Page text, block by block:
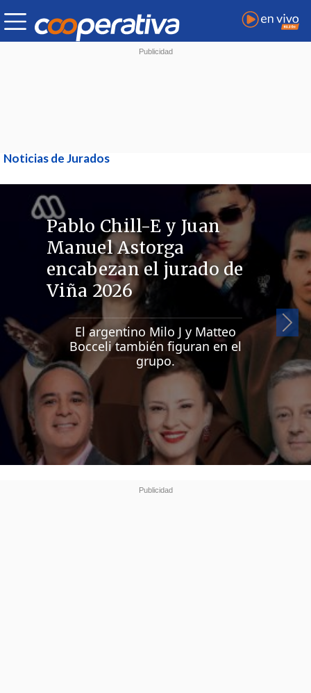
Noticias de Jurados
Pablo Chill-E y Juan
Manuel Astorga
encabezan el jurado de
Viña 2026
El argentino Milo J y Matteo
Bocceli también figuran en el
grupo.